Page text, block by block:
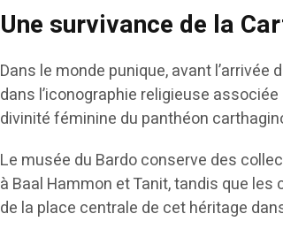
Une survivance de la
Dans le monde punique, avant
dans l’iconographie religieuse
divinité féminine du panthéon
Le musée du Bardo conserve des
à Baal Hammon et Tanit, tandis que
de la place centrale de cet héritage